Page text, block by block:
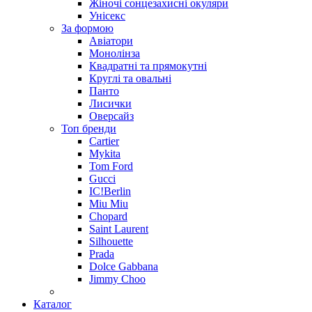
Жіночі сонцезахисні окуляри
Унісекс
За формою
Авіатори
Монолінза
Квадратні та прямокутні
Круглі та овальні
Панто
Лисички
Оверсайз
Топ бренди
Cartier
Mykita
Tom Ford
Gucci
IC!Berlin
Miu Miu
Chopard
Saint Laurent
Silhouette
Prada
Dolce Gabbana
Jimmy Choo
Каталог